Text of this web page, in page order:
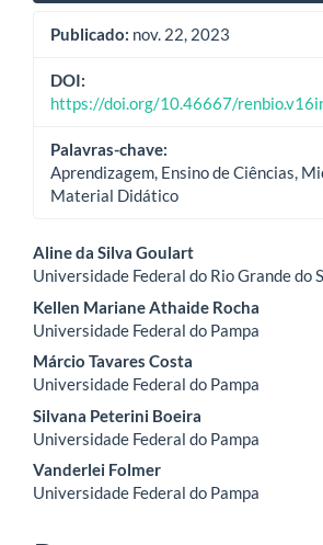
Publicado: nov. 22, 2023
DOI:
https://doi.org/10.46667/
Palavras-chave:
Aprendizagem, Ensino de Ciências,
Material Didático
Conteúdo
do
artigo
principal
Aline da Silva Goulart
Universidade Federal do Rio Grande do
Kellen Mariane Athaide Rocha
Universidade Federal do Pampa
Márcio Tavares Costa
Universidade Federal do Pampa
Silvana Peterini Boeira
Universidade Federal do Pampa
Vanderlei Folmer
Universidade Federal do Pampa